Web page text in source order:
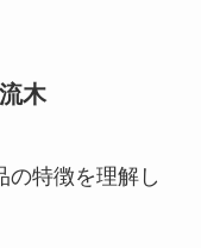
木
の特徴を理解し